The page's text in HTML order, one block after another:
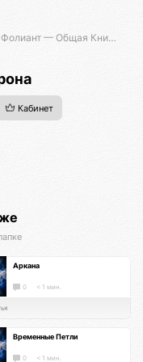
Фолиант — Общая Книга Знаний
Кабинет
Аркана
0 < 1 мин.
Временные Петли
0 < 1 мин.